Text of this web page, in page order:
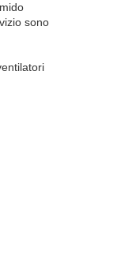
sono